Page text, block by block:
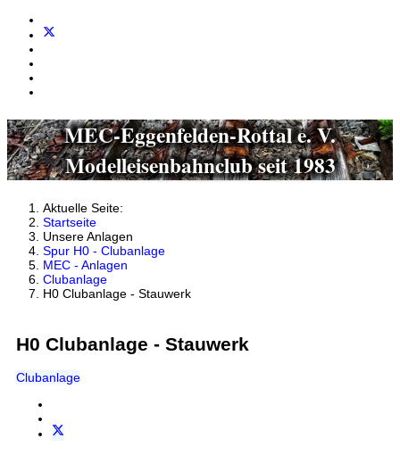
MEC-Eggenfelden-Rottal e. V.
Modelleisenbahnclub seit 1983
Aktuelle Seite:
Startseite
Unsere Anlagen
Spur H0 - Clubanlage
MEC - Anlagen
Clubanlage
H0 Clubanlage - Stauwerk
H0 Clubanlage - Stauwerk
Clubanlage